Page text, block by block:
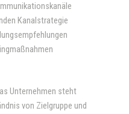
Kanalstrategie
Unternehmen steht
von Zielgruppe und